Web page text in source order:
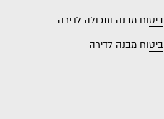
ביטוח מבנה ותכולה לדירה
ביטוח מבנה לדירה